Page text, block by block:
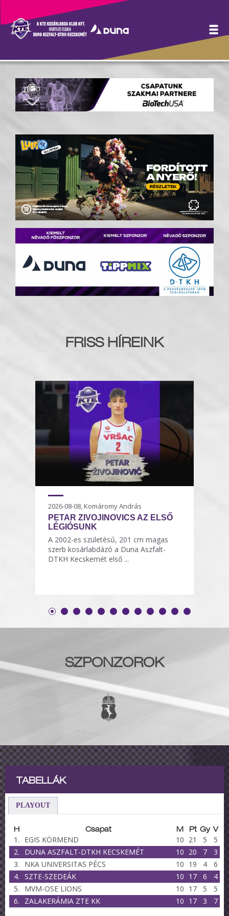
FRISS HÍREINK
2026-08-08, Komáromy András
PETAR ZIVOJINOVICS AZ ELSŐ
LÉGIÓSUNK
A 2002-es születésű, 201 cm magas
szerb kosárlabdázó a Duna Aszfalt-
DTKH Kecskemét első ...
SZPONZOROK
TABELLÁK
PLAYOUT
H Csapat M Pt Gy V
1. EGIS KÖRMEND 10 21 5
5
2.
DUNA ASZFALT-DTKH KECSKEMÉT 10 20 7
3
3.
NKA UNIVERSITAS PÉCS 10 19 4
6
4. SZTE-SZEDEÁK 10 17 6
4
5.
MVM-OSE LIONS 10 17 5
5
6.
ZALAKERÁMIA ZTE KK 10 17 3 7